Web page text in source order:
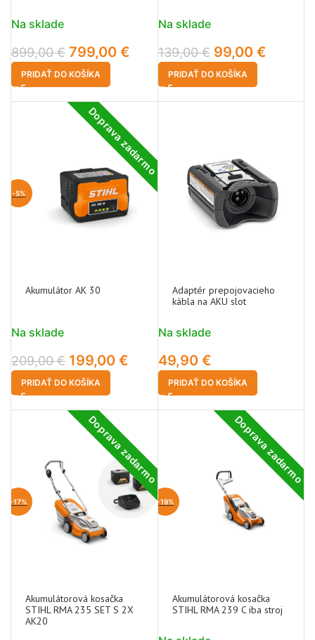
Na sklade
899,00€ 799,00 €
PRIDAŤ DO KOŠÍKA
Na sklade
139,00€ 99,00 €
PRIDAŤ DO KOŠÍKA
Doprava zadarmo
-5%
Akumulátor AK 30
Na sklade
209,00€ 199,00 €
PRIDAŤ DO KOŠÍKA
Adaptér prepojovacieho
kábla na AKU slot
Na sklade
49,90 €
PRIDAŤ DO KOŠÍKA
Doprava zadarmo
-17%
Akumulátorová kosačka
STIHL RMA 235 SET S 2X
AK20
Doprava zadarmo
-19%
Akumulátorová kosačka
STIHL RMA 239 C iba stroj